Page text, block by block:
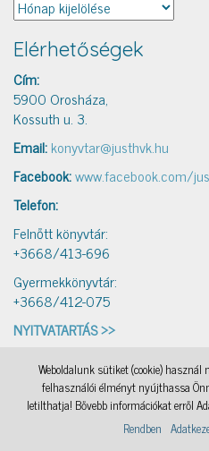
Elérhetőségek
Cím:
5900 Orosháza,
Kossuth u. 3.
Email:konyvtar@justhvk.hu
Facebook:www.facebook.com/
Telefon:
Felnőtt könyvtár:
+3668/413-696
Gyermekkönyvtár:
+3668/412-075
NYITVATARTÁS >>
IAMSocial, a WordPress Theme by
@aicragellebasi Nyomtató , a WordPress Theme by
Weboldalunk sütiket (cookie) használ
felhasználói élményt nyújthassa
letilthatja! Bővebb információkat erről
Rendben